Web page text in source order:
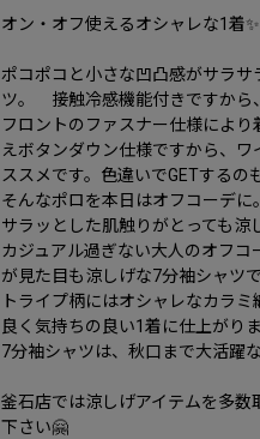
オン・オフ使えるオシャレな1着✨
ポコポコと小さな凹凸感がサラ
ツ。　接触冷感機能付きですから
フロントのファスナー仕様によ
えボタンダウン仕様ですから、
ススメです。色違いでGETするの
そんなポロを本日はオフコーデに。
サラッとした肌触りがとっても涼
カジュアル過ぎない大人のオフ
が見た目も涼しげな7分袖シャツ
トライプ柄にはオシャレなカラ
良く気持ちの良い1着に仕上がりま
7分袖シャツは、秋口まで大活躍
釜石店では涼しげアイテムを多
下さい🤗